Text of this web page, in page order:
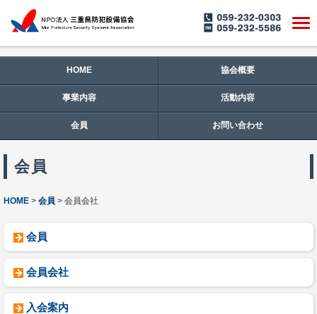
HOME 協会概要
事業内容 活動内容
会員 お問い合わせ
会員
HOME 会員 会員会社
会員
会員会社
入会案内